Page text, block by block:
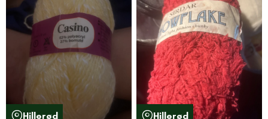
Hillerød
Hillerød